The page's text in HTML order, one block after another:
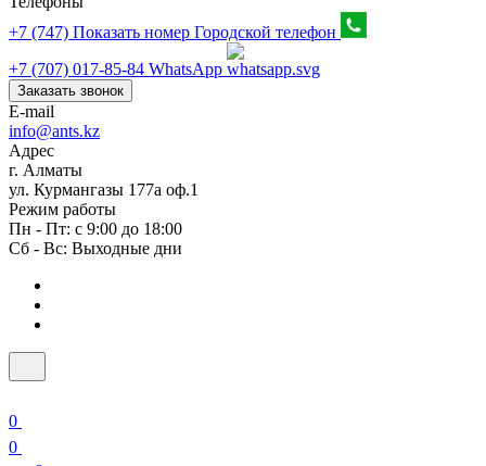
+7 (747) Показать номер Городской телефон
+7 (707) 017-85-84 WhatsApp
Заказать звонок
E-mail
info@ants.kz
Адрес
г. Алматы
ул. Курмангазы 177а оф.1
Режим работы
Пн - Пт: с 9:00 до 18:00
Сб - Вс: Выходные дни
0
0